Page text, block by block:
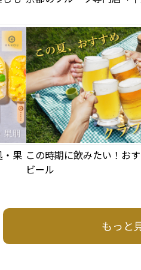
・果 この時期に飲みたい！お
ビール
もっと